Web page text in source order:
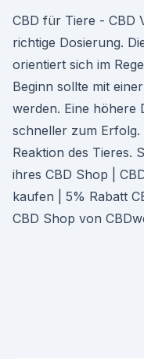
CBD für Tiere - CBD
richtige Dosierung.
orientiert sich im
Beginn sollte mit
werden. Eine höhere
schneller zum Erfolg.
Reaktion des Tieres.
ihres CBD Shop |
kaufen | 5% Rabatt
CBD Shop von